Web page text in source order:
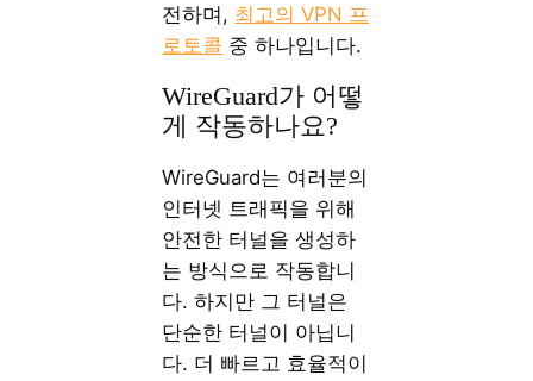
전하며, 최고의 VPN 프
로토콜 중 하나입니다.
WireGuard가 어떻
게 작동하나요?
WireGuard는 여러분의
인터넷 트래픽을 위해
안전한 터널을 생성하
는 방식으로 작동합니
다. 하지만 그 터널은
단순한 터널이 아닙니
다. 더 빠르고 효율적이